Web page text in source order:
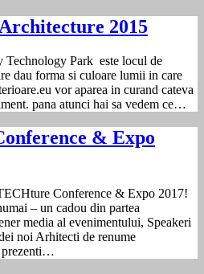
2015
Park este locul de
dau forma si culoare lumii in care
vor aparea in curand cateva
pana atunci hai sa vedem ce…
& Expo
Conference & Expo 2017!
– un cadou din partea
media al evenimentului, Speakeri
noi Arhitecti de renume
prezenti…